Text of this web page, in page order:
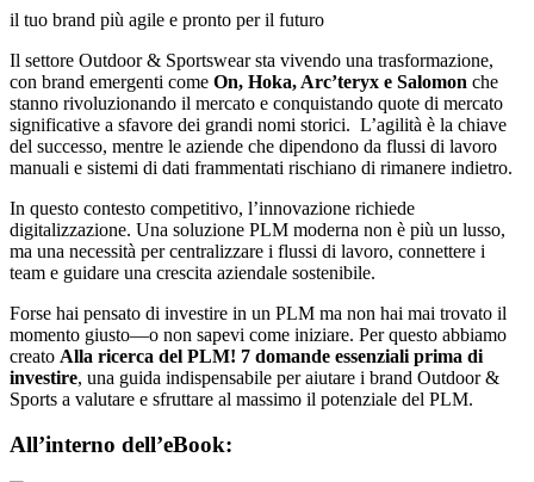
il tuo brand più agile e pronto per il futuro
Il settore Outdoor & Sportswear sta vivendo una trasformazione,
con brand emergenti come On, Hoka, Arc’teryx e Salomon che
stanno rivoluzionando il mercato e conquistando quote di mercato
significative a sfavore dei grandi nomi storici. L’agilità è la chiave
del successo, mentre le aziende che dipendono da flussi di lavoro
manuali e sistemi di dati frammentati rischiano di rimanere indietro.
In questo contesto competitivo, l’innovazione richiede
digitalizzazione. Una soluzione PLM moderna non è più un lusso,
ma una necessità per centralizzare i flussi di lavoro, connettere i
team e guidare una crescita aziendale sostenibile.
Forse hai pensato di investire in un PLM ma non hai mai trovato il
momento giusto—o non sapevi come iniziare. Per questo abbiamo
creato Alla ricerca del PLM! 7 domande essenziali prima di
investire, una guida indispensabile per aiutare i brand Outdoor &
Sports a valutare e sfruttare al massimo il potenziale del PLM.
All’interno dell’eBook: